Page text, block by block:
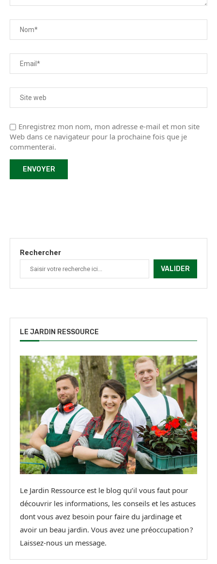
Enregistrez mon nom, mon adresse e-mail et mon site
Web dans ce navigateur pour la prochaine fois que je
commenterai.
Rechercher
VALIDER
LE JARDIN RESSOURCE
Le Jardin Ressource est le blog qu’il vous faut pour
découvrir les informations, les conseils et les astuces
dont vous avez besoin pour faire du jardinage et
avoir un beau jardin. Vous avez une préoccupation ?
Laissez-nous un message.